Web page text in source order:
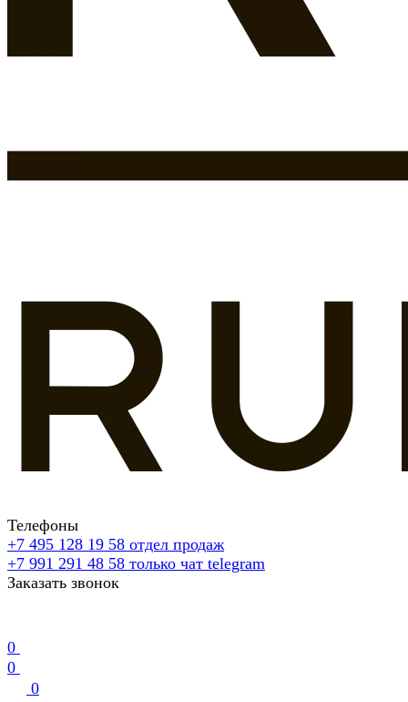
Телефоны
+7 495 128 19 58 отдел продаж
+7 991 291 48 58 только чат telegram
Заказать звонок
0
0
0